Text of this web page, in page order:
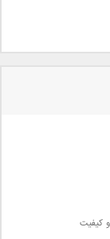
کیفیت